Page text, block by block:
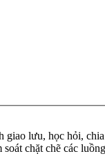
lưu, học hỏi,
chặt chẽ các